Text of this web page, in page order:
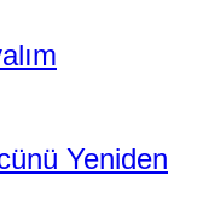
Yeniden